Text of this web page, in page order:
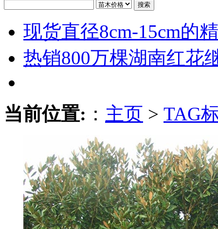
搜索
现货直径8cm-15cm的
热销800万棵湖南红花
当前位置: ： 主页 > TAG